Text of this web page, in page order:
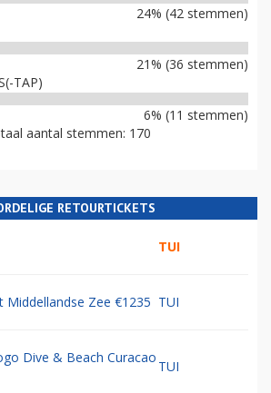
24% (42 stemmen)
21% (36 stemmen)
TAP)
6% (11 stemmen)
aantal stemmen: 170
RETOURTICKETS
TUI
Middellandse Zee €1235 TUI
Dive & Beach Curacao
TUI